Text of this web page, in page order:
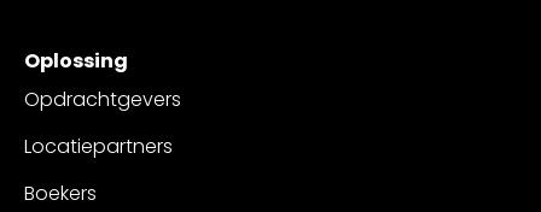
Oplossing
Opdrachtgevers
Locatiepartners
Boekers